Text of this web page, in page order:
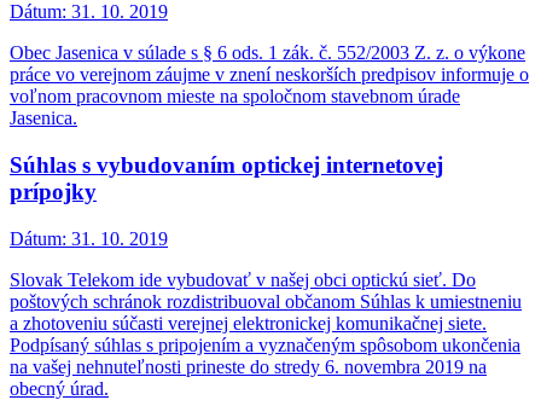
Dátum: 31. 10. 2019
Obec Jasenica v súlade s § 6 ods. 1 zák. č. 552/2003 Z. z. o výkone
práce vo verejnom záujme v znení neskorších predpisov informuje o
voľnom pracovnom mieste na spoločnom stavebnom úrade
Jasenica.
Súhlas s vybudovaním optickej internetovej
prípojky
Dátum: 31. 10. 2019
Slovak Telekom ide vybudovať v našej obci optickú sieť. Do
poštových schránok rozdistribuoval občanom Súhlas k umiestneniu
a zhotoveniu súčasti verejnej elektronickej komunikačnej siete.
Podpísaný súhlas s pripojením a vyznačeným spôsobom ukončenia
na vašej nehnuteľnosti prineste do stredy 6. novembra 2019 na
obecný úrad.